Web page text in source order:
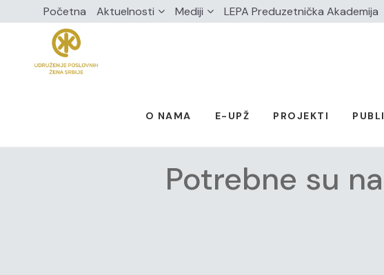
Početna Aktuelnosti Mediji LEPA Preduzetnička Akademija
O NAMA E-UPŽ PROJEKTI
Potrebne su